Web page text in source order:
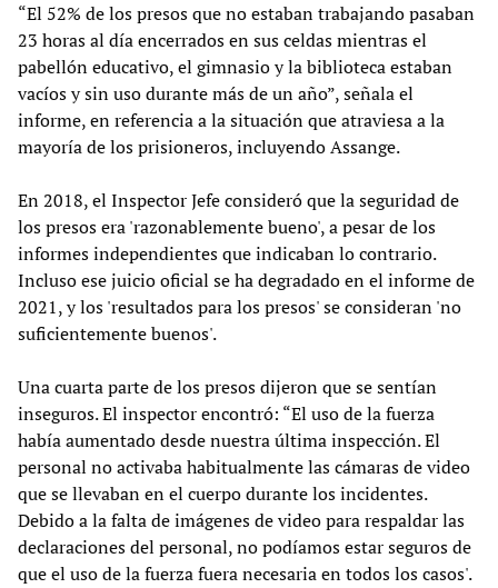
“El 52% de los presos que no estaban trabajando pasaban
23 horas al día encerrados en sus celdas mientras el
pabellón educativo, el gimnasio y la biblioteca estaban
vacíos y sin uso durante más de un año”, señala el
informe, en referencia a la situación que atraviesa a la
mayoría de los prisioneros, incluyendo Assange.
En 2018, el Inspector Jefe consideró que la seguridad de
los presos era 'razonablemente bueno', a pesar de los
informes independientes que indicaban lo contrario.
Incluso ese juicio oficial se ha degradado en el informe de
2021, y los 'resultados para los presos' se consideran 'no
suficientemente buenos'.
Una cuarta parte de los presos dijeron que se sentían
inseguros. El inspector encontró: “El uso de la fuerza
había aumentado desde nuestra última inspección. El
personal no activaba habitualmente las cámaras de video
que se llevaban en el cuerpo durante los incidentes.
Debido a la falta de imágenes de video para respaldar las
declaraciones del personal, no podíamos estar seguros de
que el uso de la fuerza fuera necesaria en todos los casos'.